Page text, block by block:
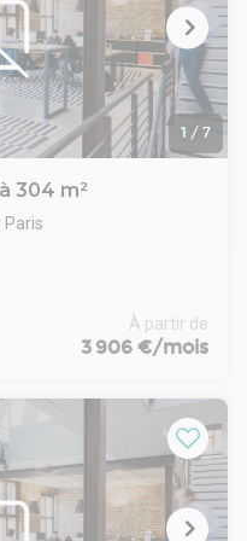
!
1 / 7
304 m²
Paris
des bureaux traversants,
sur deux niveaux, ces
modulables offrent un
sur 2 niveaux
porteuses
R+1
À partir de
3 906 €/mois